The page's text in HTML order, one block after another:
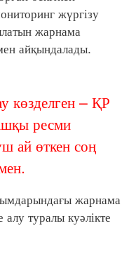
жүргізу
жарнама
айқындалады.
көзделген – ҚР
ресми
ай өткен соң
жарнама
туралы куәлікте